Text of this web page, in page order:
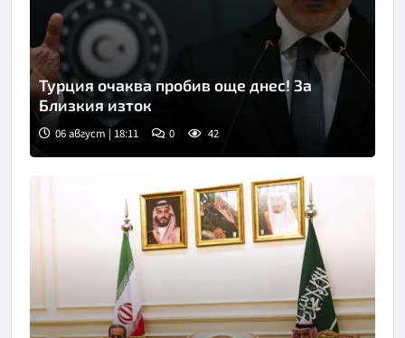
Снимка: БТА
Турция очаква пробив още днес! За
Близкия изток
06 август | 18:11 0 42